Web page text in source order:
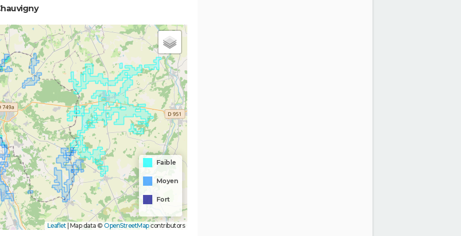
Faible
Moyen
Fort
Leaflet Map data © OpenStreetMapcontributors